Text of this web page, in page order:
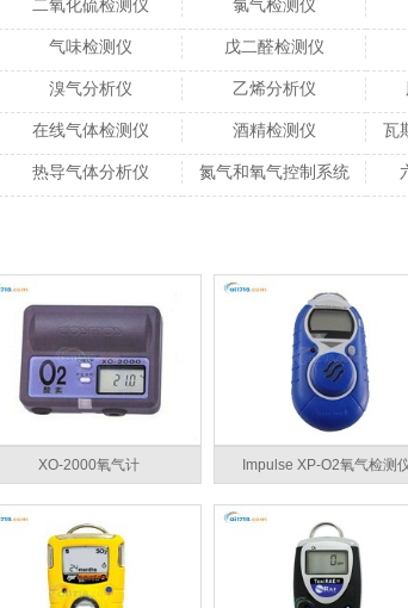
二氧化硫检测仪 氯气检测仪
气味检测仪 戊二醛检测仪
溴气分析仪 乙烯分析仪
在线气体检测仪 酒精检测仪 瓦
热导气体分析仪 氮气和氧气控制系统
XO-2000氧气计 Impulse XP-O2氧气检测